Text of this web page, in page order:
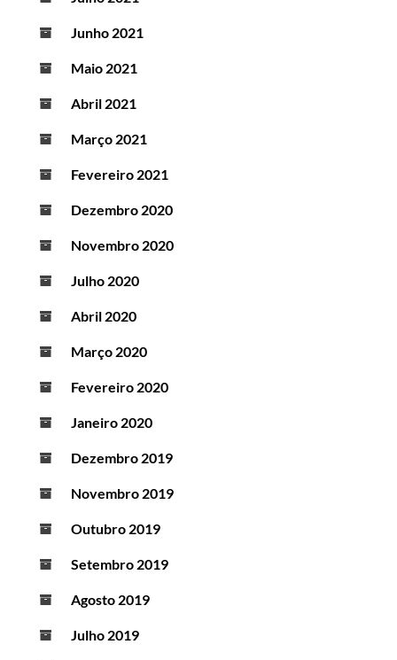
Junho 2021
Maio 2021
Abril 2021
Março 2021
Fevereiro 2021
Dezembro 2020
Novembro 2020
Julho 2020
Abril 2020
Março 2020
Fevereiro 2020
Janeiro 2020
Dezembro 2019
Novembro 2019
Outubro 2019
Setembro 2019
Agosto 2019
Julho 2019